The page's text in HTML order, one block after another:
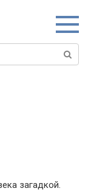
загадкой.